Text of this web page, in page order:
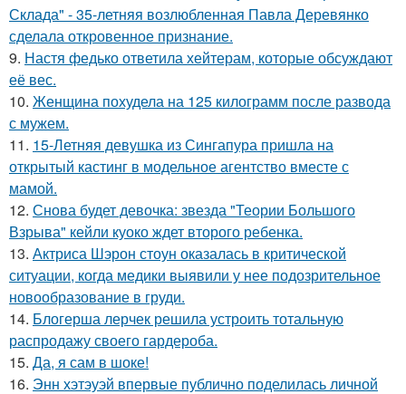
Склада" - 35-летняя возлюбленная Павла Деревянко
сделала откровенное признание.
9. Настя федько ответила хейтерам, которые обсуждают
её вес.
10. Женщина похудела на 125 килограмм после развода
с мужем.
11. 15-Летняя девушка из Сингапура пришла на
открытый кастинг в модельное агентство вместе с
мамой.
12. Снова будет девочка: звезда "Теории Большого
Взрыва" кейли куоко ждет второго ребенка.
13. Актриса Шэрон стоун оказалась в критической
ситуации, когда медики выявили у нее подозрительное
новообразование в груди.
14. Блогерша лерчек решила устроить тотальную
распродажу своего гардероба.
15. Да, я сам в шоке!
16. Энн хэтэуэй впервые публично поделилась личной